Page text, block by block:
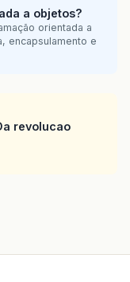
a objetos?
orientada a
encapsulamento e
revolucao